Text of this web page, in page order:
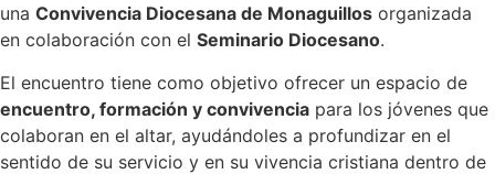
una Convivencia Diocesana de Monaguillos organizada
en colaboración con el Seminario Diocesano.
El encuentro tiene como objetivo ofrecer un espacio de
encuentro, formación y convivencia para los jóvenes que
colaboran en el altar, ayudándoles a profundizar en el
sentido de su servicio y en su vivencia cristiana dentro de